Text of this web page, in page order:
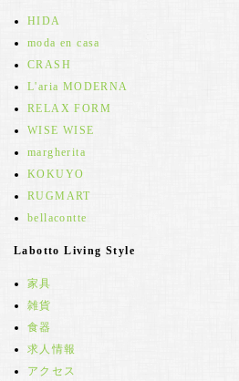
HIDA
moda en casa
CRASH
L'aria MODERNA
RELAX FORM
WISE WISE
margherita
KOKUYO
RUGMART
bellacontte
Labotto Living Style
家具
雑貨
食器
求人情報
アクセス